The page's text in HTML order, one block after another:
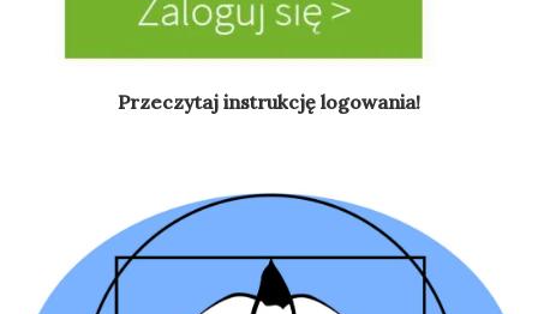
Przeczytaj instrukcję logowania!